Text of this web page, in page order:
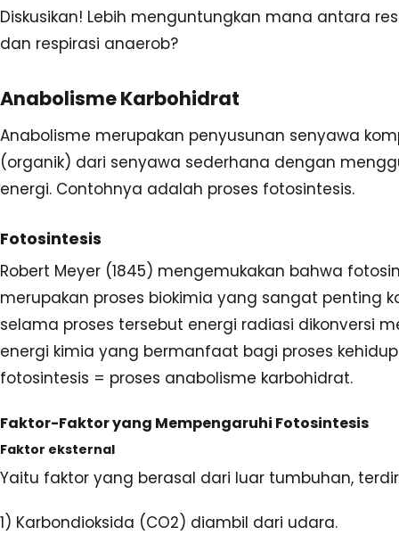
Diskusikan! Lebih menguntungkan mana antara
dan respirasi anaerob?
Anabolisme Karbohidrat
Anabolisme merupakan penyusunan senyawa
(organik) dari senyawa sederhana dengan
energi. Contohnya adalah proses fotosintesis.
Fotosintesis
Robert Meyer (1845) mengemukakan bahwa
merupakan proses biokimia yang sangat penting
selama proses tersebut energi radiasi dikonversi
energi kimia yang bermanfaat bagi proses
fotosintesis = proses anabolisme karbohidrat.
Faktor-Faktor yang Mempengaruhi Fotosintesis
Faktor eksternal
Yaitu faktor yang berasal dari luar tumbuhan,
1) Karbondioksida (CO2) diambil dari udara.